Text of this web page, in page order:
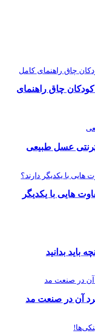
چاق راهنمای
عسل طبیعی
هایی با یکدیگر
باید بدانید
آن در صنعت مد